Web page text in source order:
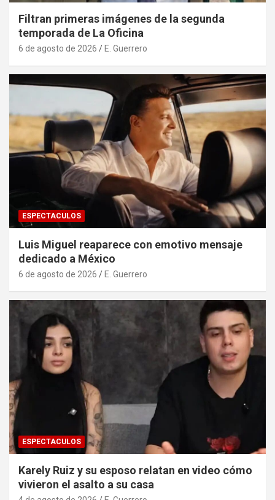
Filtran primeras imágenes de la segunda
temporada de La Oficina
6 de agosto de 2026 E. Guerrero
ESPECTACULOS
Luis Miguel reaparece con emotivo mensaje
dedicado a México
6 de agosto de 2026 E. Guerrero
ESPECTACULOS
Karely Ruiz y su esposo relatan en video cómo
vivieron el asalto a su casa